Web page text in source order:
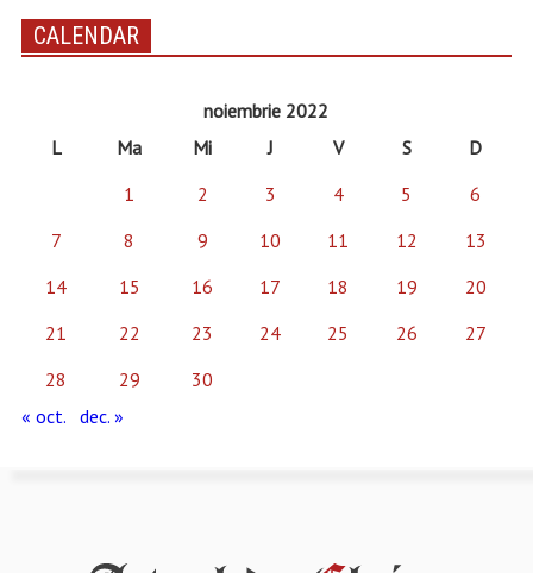
CALENDAR
noiembrie 2022
L
Ma Mi J V S
D
1
2 3 4 5
6
7
8 9 10 11 12
13
14
15 16 17 18 19
20
21
22 23 24 25 26
27
28
29
30
« oct.
dec. »